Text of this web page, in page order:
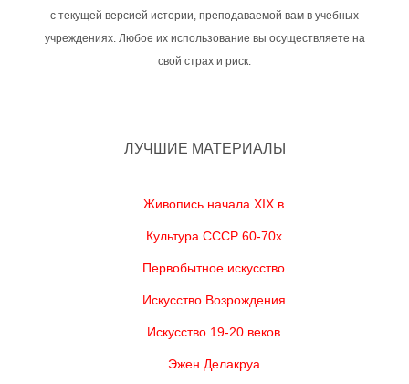
с текущей версией истории, преподаваемой вам в учебных
учреждениях. Любое их использование вы осуществляете на
свой страх и риск.
ЛУЧШИЕ МАТЕРИАЛЫ
Живопись начала XIX в
Культура СССР 60-70х
Первобытное искусство
Искусство Возрождения
Искусство 19-20 веков
Эжен Делакруа